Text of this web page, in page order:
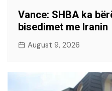
Vance: SHBA ka
bisedimet me Iranin
August 9, 2026